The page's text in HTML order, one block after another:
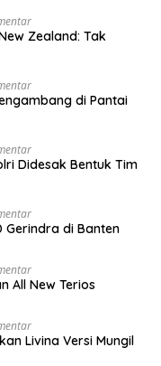
Zealand: Tak
di Pantai
Didesak Bentuk Tim
Gerindra di Banten
All New Terios
Livina Versi Mungil